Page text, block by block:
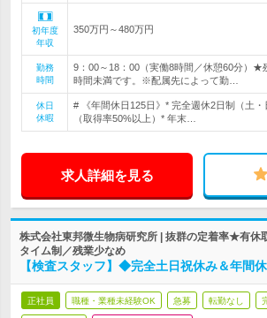
初年度
年収
350万円～480万円
勤務
時間
9：00～18：00（実働8時間／休憩60分）★
時間未満です。※配属先によって勤…
休日
休暇
# 《年間休日125日》* 完全週休2日制（土
（取得率50%以上）* 年末…
求人詳細を見る
株式会社東邦微生物病研究所 | 抜群の定着率★有休
タイム制／残業少なめ
【検査スタッフ】◆完全土日祝休み＆年間
正社員 職種・業種未経験OK 急募 転勤なし